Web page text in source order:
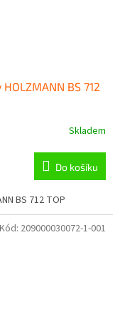
BS 712
Skladem
Do košíku
BS 712 TOP
Kód: 209000030072-1-001